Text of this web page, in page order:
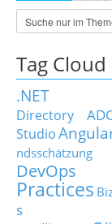
Tag
.NET
Directory
Studio
ndsschätzung
DevOps
Practices
s